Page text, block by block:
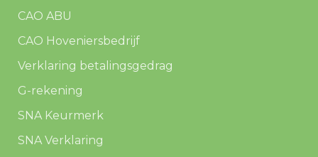
CAO ABU
CAO Hoveniersbedrijf
Verklaring betalingsgedrag
G-rekening
SNA Keurmerk
SNA Verklaring